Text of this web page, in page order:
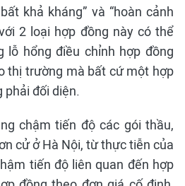
khả kháng” và “hoàn cảnh
2 loại hợp đồng này có thể
lỗ hổng điều chỉnh hợp đồng
thị trường mà bất cứ một hợp
phải đối diện.
chậm tiến độ các gói thầu,
cử ở Hà Nội, từ thực tiễn của
tiến độ liên quan đến hợp